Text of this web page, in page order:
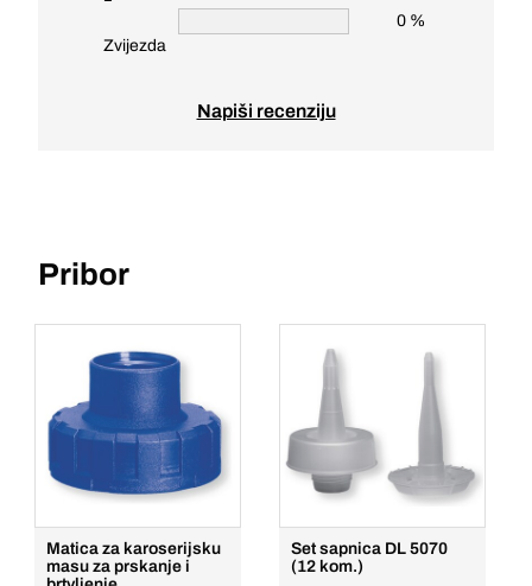
Zvijezda
0 %
Napiši recenziju
Pribor
Matica za karoserijsku
masu za prskanje i
Set sapnica DL 5070
(12 kom.)